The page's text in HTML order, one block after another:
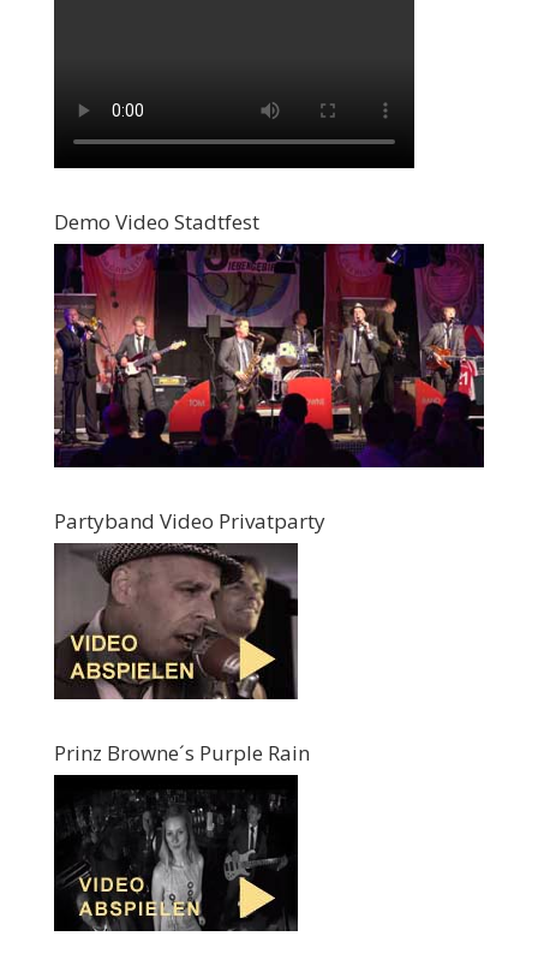
Demo Video Stadtfest
Partyband Video Privatparty
Prinz Browne´s Purple Rain